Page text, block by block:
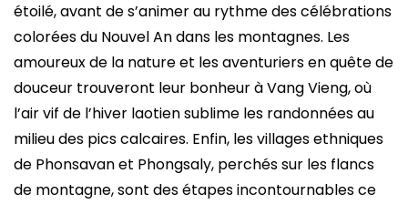
étoilé, avant de s’animer au rythme des célébrations
colorées du Nouvel An dans les montagnes. Les
amoureux de la nature et les aventuriers en quête de
douceur trouveront leur bonheur à Vang Vieng, où
l’air vif de l’hiver laotien sublime les randonnées au
milieu des pics calcaires. Enfin, les villages ethniques
de Phonsavan et Phongsaly, perchés sur les flancs
de montagne, sont des étapes incontournables ce